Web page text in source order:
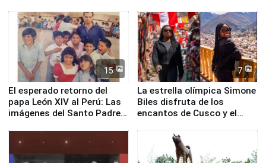
de Chile
15
El esperado retorno del
papa León XIV al Perú: Las
imágenes del Santo Padre
7
La estrella olímpica Simone
Biles disfruta de los
encantos de Cusco y el